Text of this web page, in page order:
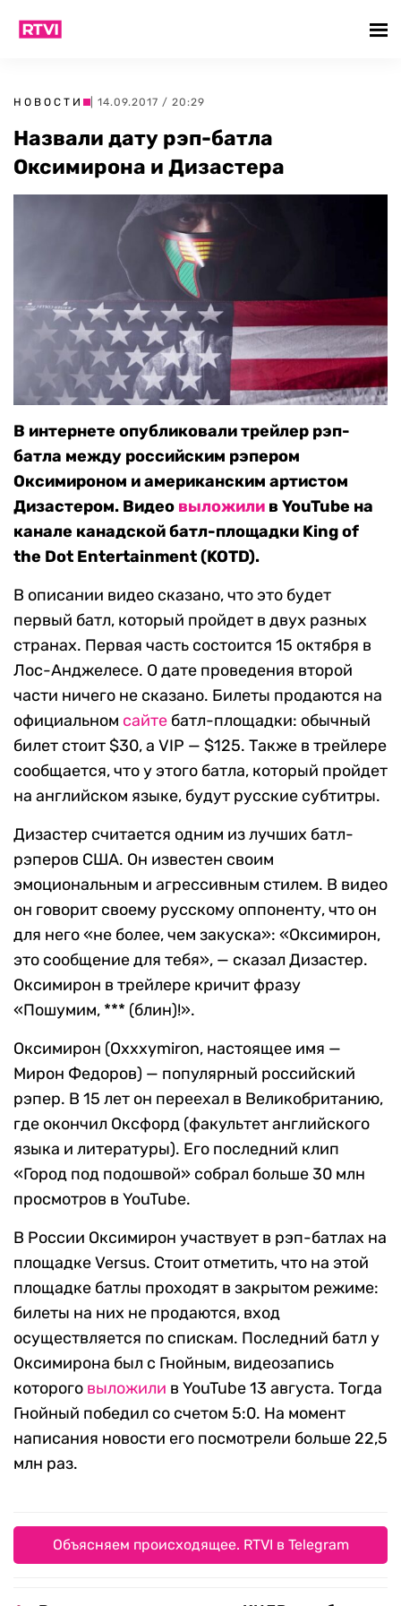
НОВОСТИ | 14.09.2017 / 20:29
Назвали дату рэп-батла
Оксимирона и Дизастера
В интернете опубликовали трейлер рэп-
батла между российским рэпером
Оксимироном и американским артистом
Дизастером. Видео выложили в YouTube на
канале канадской батл-площадки King of
the Dot Entertainment (KOTD).
В описании видео сказано, что это будет
первый батл, который пройдет в двух разных
странах. Первая часть состоится 15 октября в
Лос-Анджелесе. О дате проведения второй
части ничего не сказано. Билеты продаются на
официальном сайте батл-площадки: обычный
билет стоит $30, а VIP — $125. Также в трейлере
сообщается, что у этого батла, который пройдет
на английском языке, будут русские субтитры.
Дизастер считается одним из лучших батл-
рэперов США. Он известен своим
эмоциональным и агрессивным стилем. В видео
он говорит своему русскому оппоненту, что он
для него «не более, чем закуска»: «Оксимирон,
это сообщение для тебя», — сказал Дизастер.
Оксимирон в трейлере кричит фразу
«Пошумим, *** (блин)!».
Оксимирон (Oxxxymiron, настоящее имя —
Мирон Федоров) — популярный российский
рэпер. В 15 лет он переехал в Великобританию,
где окончил Оксфорд (факультет английского
языка и литературы). Его последний клип
«Город под подошвой» собрал больше 30 млн
просмотров в YouTube.
В России Оксимирон участвует в рэп-батлах на
площадке Versus. Стоит отметить, что на этой
площадке батлы проходят в закрытом режиме:
билеты на них не продаются, вход
осуществляется по спискам. Последний батл у
Оксимирона был с Гнойным, видеозапись
которого выложили в YouTube 13 августа. Тогда
Гнойный победил со счетом 5:0. На момент
написания новости его посмотрели больше 22,5
млн раз.
Объясняем происходящее. RTVI в Telegram